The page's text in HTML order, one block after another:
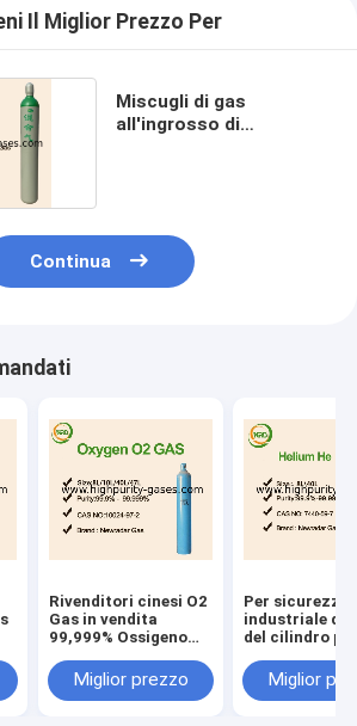
Il Miglior Prezzo Per
Miscugli di gas
all'ingrosso di
Continua
Rivenditori cinesi O2
Gas in vendita
99,999% Ossigeno
Miglior prezzo
Per sicurezza
industriale del
del cilindro
dell'elio della
nuziale
Miglior